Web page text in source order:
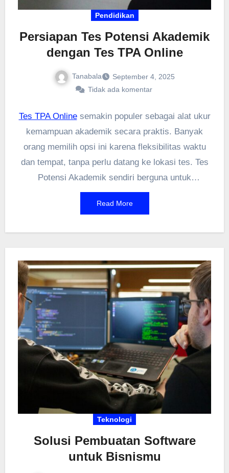
Pendidikan
Persiapan Tes Potensi Akademik
dengan Tes TPA Online
Tanabala
September 4, 2025
Tidak ada komentar
Tes TPA Onlinesemakin populer sebagai alat ukur
kemampuan akademik secara praktis. Banyak
orang memilih opsi ini karena fleksibilitas waktu
dan tempat, tanpa perlu datang ke lokasi tes. Tes
Potensi Akademik sendiri berguna untuk
mengukur logika, verbal, dan numerik, yang sering
jadi syarat masuk perguruan tinggi atau seleksi
pembahasan soal untuk membantu pemahaman.
Cocok buat yang ingin persiapan maksimal tanpa
ribet. Tertarik mencoba? Cek rekomendasi situs
terpercaya di artikel ini!
Read More
Teknologi
Solusi Pembuatan Software
untuk Bisnismu